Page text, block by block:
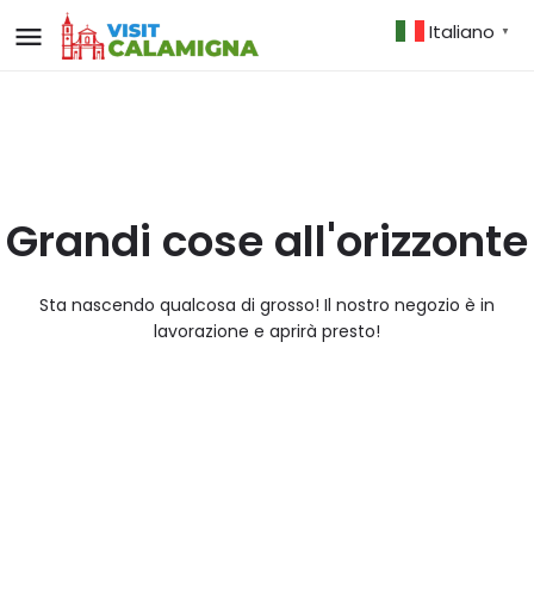
Grandi cose all'orizzonte
Sta nascendo qualcosa di grosso! Il nostro negozio è in
lavorazione e aprirà presto!
Italiano ▼